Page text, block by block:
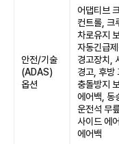
안전/기술
(ADAS)
옵션
어댑티브
컨트롤, 크
차로유지
자동긴급
경고장치,
경고, 후방
충돌방지
에어백, 동
운전석 무
사이드 에
에어백